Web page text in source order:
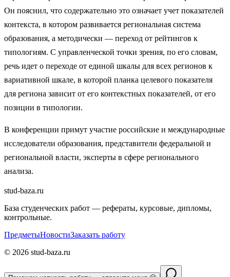
Он пояснил, что содержательно это означает учет показателей
контекста, в котором развивается региональная система
образования, а методически — переход от рейтингов к
типологиям. С управленческой точки зрения, по его словам,
речь идет о переходе от единой шкалы для всех регионов к
вариативной шкале, в которой планка целевого показателя
для региона зависит от его контекстных показателей, от его
позиции в типологии.
В конференции примут участие российские и международные
исследователи образования, представители федеральной и
региональной власти, эксперты в сфере регионального
анализа.
stud-baza.ru
База студенческих работ — рефераты, курсовые, дипломы,
контрольные.
ПредметыНовостиЗаказать работу
© 2026 stud-baza.ru